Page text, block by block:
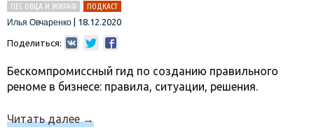
ПЕС ОВЦА И ЖИРАФ
ПОДКАСТ
Илья Овчаренко
18.12.2020
Поделиться:
Бескомпромиссный гид по созданию правильного
реноме в бизнесе: правила, ситуации, решения.
Читать далее→